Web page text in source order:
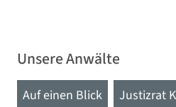
Unsere Anwälte
Auf einen Blick Justizrat